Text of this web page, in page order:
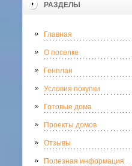
РАЗДЕЛЫ
Главная
О поселке
Генплан
Условия покупки
Готовые дома
Проекты домов
Отзывы
Полезная информация